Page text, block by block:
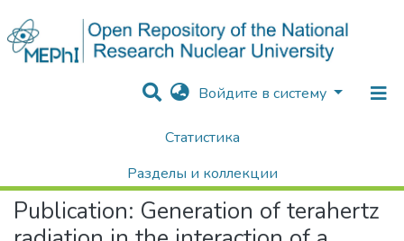
Войдите в систему
Статистика
Разделы и коллекции
Поиск
Publication: Generation of terahertz